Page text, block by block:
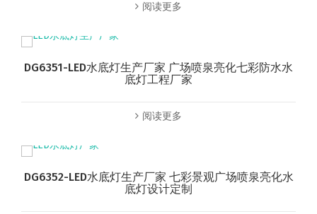
阅读更多
DG6351-LED水底灯生产厂家 广场喷泉亮化七彩防水水
底灯工程厂家
阅读更多
DG6352-LED水底灯生产厂家 七彩景观广场喷泉亮化水
底灯设计定制